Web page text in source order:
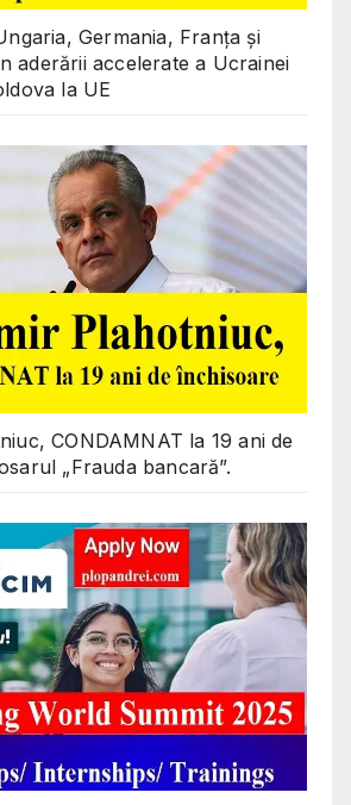
Germania, Franța și
aderării accelerate a Ucrainei
la UE
CONDAMNAT la 19 ani de
„Frauda bancară”.